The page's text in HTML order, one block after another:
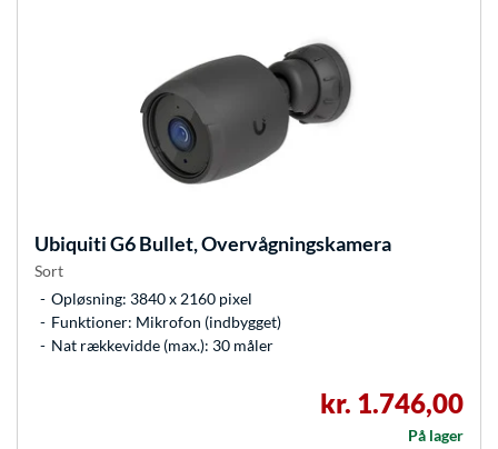
UbiquitiG6 Bullet, Overvågningskamera
Sort
Opløsning: 3840 x 2160 pixel
Funktioner: Mikrofon (indbygget)
Nat rækkevidde (max.): 30 måler
kr. 1.746,00
På lager